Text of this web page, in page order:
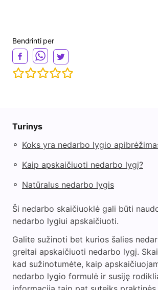
Bendrinti per
Turinys
◦ Koks yra nedarbo lygio
◦ Kaip apskaičiuoti nedarbo lygį?
◦ Natūralus nedarbo lygis
Ši nedarbo skaičiuoklė gali būti
nedarbo lygiui apskaičiuoti.
Galite sužinoti bet kurios šalies
greitai apskaičiuoti nedarbo lygį.
kad sužinotumėte, kaip
nedarbo lygio formulė ir susiję